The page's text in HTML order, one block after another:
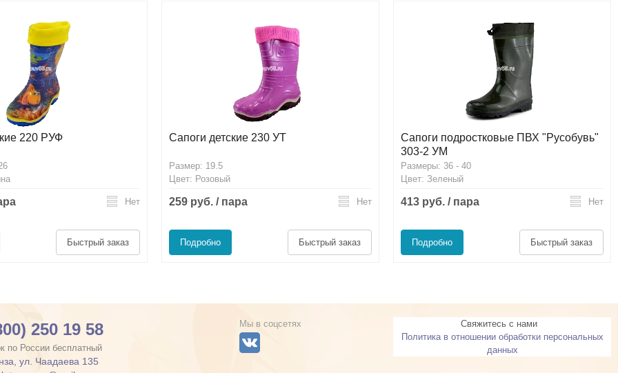
220 РУФ
Нет
Быстрый заказ
Сапоги детские 230 УТ
Размер: 19.5
Цвет: Розовый
259 руб. / пара Нет
Подробно Быстрый заказ
Сапоги подростковые ПВХ "Русобувь"
303-2 УМ
Размеры: 36 - 40
Цвет: Зеленый
413 руб. / пара Нет
Подробно Быстрый заказ
250 19 58
по России бесплатный
ул. Чаадаева 135
Мы в соцсетях
Свяжитесь с нами
Политика в отношении обработки персональных
данных